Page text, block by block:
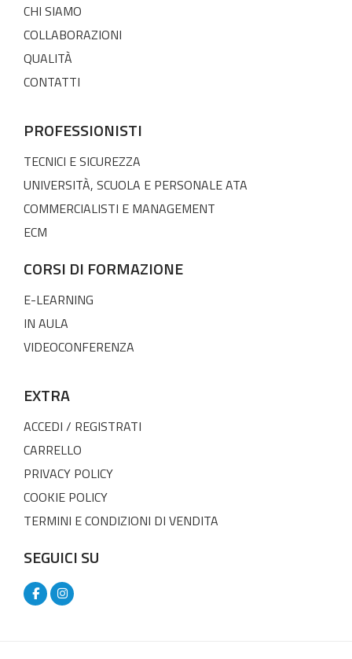
CHI SIAMO
COLLABORAZIONI
QUALITÀ
CONTATTI
PROFESSIONISTI
TECNICI E SICUREZZA
UNIVERSITÀ, SCUOLA E PERSONALE ATA
COMMERCIALISTI E MANAGEMENT
ECM
CORSI DI FORMAZIONE
E-LEARNING
IN AULA
VIDEOCONFERENZA
EXTRA
ACCEDI / REGISTRATI
CARRELLO
PRIVACY POLICY
COOKIE POLICY
TERMINI E CONDIZIONI DI VENDITA
SEGUICI SU